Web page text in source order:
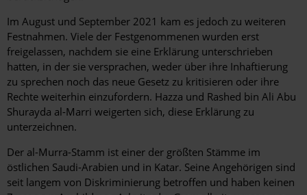
Im August und September 2021 kam es jedoch zu weiteren
Festnahmen. Viele der Festgenommenen wurden erst
freigelassen, nachdem sie eine Erklärung unterschrieben
hatten, in der sie versprachen, weder über ihre Inhaftierung
zu sprechen noch das neue Gesetz zu kritisieren oder ihre
Rechte weiterhin einzufordern. Hazza und Rashed bin Ali Abu
Shurayda al-Marri weigerten sich, diese Erklärung zu
unterzeichnen.
Der al-Murra-Stamm ist einer der größten Stämme im
östlichen Saudi-Arabien und in Katar. Seine Angehörigen sind
seit langem von Diskriminierung betroffen und haben keinen